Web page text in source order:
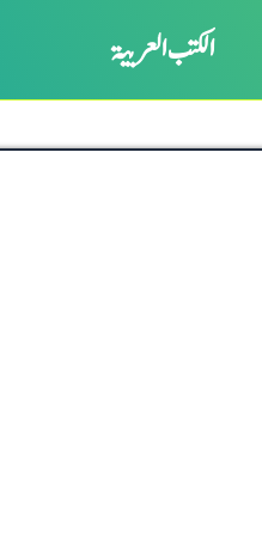
الکتب العربیۃ